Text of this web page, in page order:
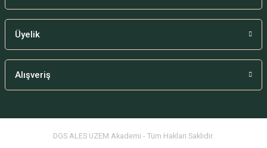
Üyelik
Alışveriş
DGS ALES UZEM Akademi - Tüm Hakları Saklıdır.